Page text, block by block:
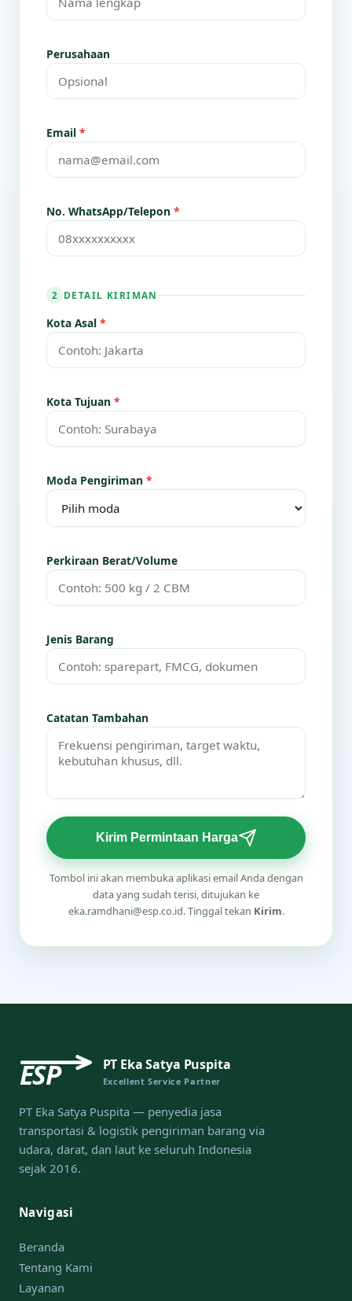
Perusahaan
Email *
No. WhatsApp/Telepon *
2 DETAIL KIRIMAN
Kota Asal *
Kota Tujuan *
Moda Pengiriman *
Perkiraan Berat/Volume
Jenis Barang
Catatan Tambahan
Kirim Permintaan Harga
Tombol ini akan membuka aplikasi email Anda dengan
data yang sudah terisi, ditujukan ke
eka.ramdhani@esp.co.id. Tinggal tekan Kirim.
ESP PT Eka Satya Puspita
Excellent Service Partner
PT Eka Satya Puspita — penyedia jasa
transportasi & logistik pengiriman barang via
udara, darat, dan laut ke seluruh Indonesia
sejak 2016.
Navigasi
Beranda
Tentang Kami
Layanan